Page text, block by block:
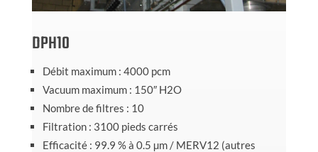
DPH10
Débit maximum : 4000 pcm
Vacuum maximum : 150″ H2O
Nombre de filtres : 10
Filtration : 3100 pieds carrés
Efficacité : 99.9 % à 0.5 µm / MERV12 (autres